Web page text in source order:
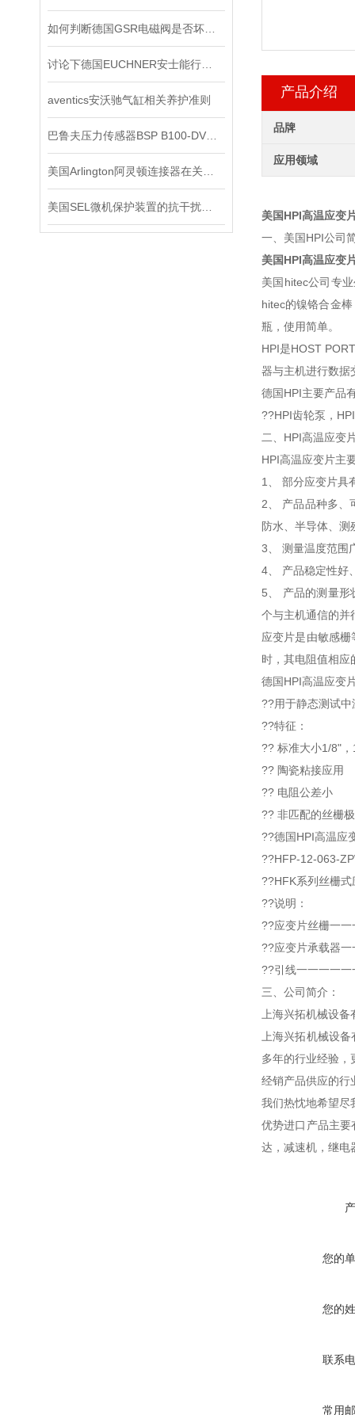
aventics安沃驰气缸相关养护准则 产品介绍
品牌
应用领域
美国HPI高温应变
一、美国HPI公司
美国HPI高温应变
美国hitec公司专
hitec的镍铬合金
瓶，使用简单。
HPI是HOST
器与主机进行数据
德国HPI主要产品
??HPI齿轮泵，
二、HPI高温应变
HPI高温应变片主
1、 部分应变片具
2、 产品品种多、
防水、半导体、
3、 测量温度范
4、 产品稳定性好
5、 产品的测量形
个与主机通信的并
应变片是由敏感
时，其电阻值相应
德国HPI高温应变
??用于静态测试
??特征：
?? 标准大小1/8"
?? 陶瓷粘接应用
?? 电阻公差小
?? 非匹配的丝栅
??德国HPI高温应
??HFP-12-063-
??HFK系列丝栅
??说明：
??应变片丝栅一
??应变片承载器
??引线一一一一
三、公司简介：
上海兴拓机械设
上海兴拓机械设
多年的行业经验，
经销产品供应的行
我们热忱地希望尽
优势进口产品主
达，减速机，继电
您的
您的
联系
常用